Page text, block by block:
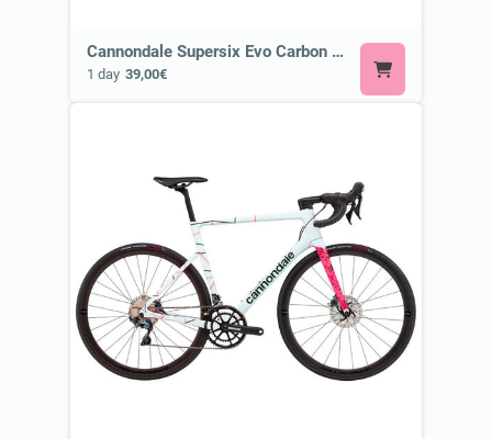
Cannondale Supersix Evo Carbon 2 or Similar
1 day 39,00€